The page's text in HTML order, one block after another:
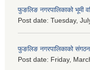
फुङलिङ नगरपालिकाको भूमी
Post date: Tuesday,
फुङलिङ नगरपालिकाको
Post date: Friday,